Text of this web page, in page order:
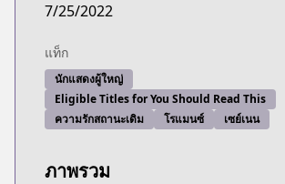
7/25/2022
แท็ก
นักแสดงผู้ใหญ่
Eligible Titles for You Should Read This
ความรักสถานะเดิม
โรแมนซ์ เซย์เนน
ภาพรวม